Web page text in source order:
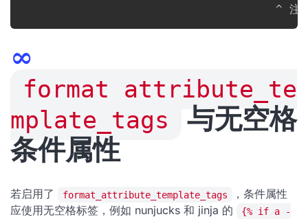
^ 注意
∞
format_attribute_te
mplate_tags
与无空格
条件属性
若启用了 format_attribute_template_tags
，条件属性
应使用无空格标签，例如 nunjucks 和 jinja 的
{% if a -